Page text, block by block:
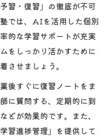
習・復習」の徹底が不可
では、AIを活用した個別
的な学習サポートが充実
をしっかり活かすために
させましょう。
後すぐに復習ノートをま
に質問する、定期的に到
どが効果的です。また、
習進捗管理」を提供して